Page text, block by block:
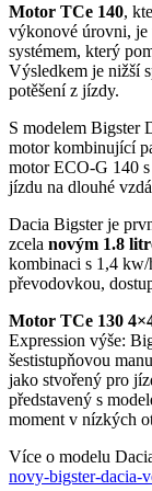
Motor TCe 140,
výkonové úrovni,
systémem, který
Výsledkem je nižší
potěšení z jízdy.
S modelem Bigster
motor kombinující
motor ECO-G 140
jízdu na dlouhé
Dacia Bigster je
zcela novým 1.8
kombinaci s 1,4
převodovkou,
Motor TCe 130
Expression výše:
šestistupňovou
jako stvořený pro
představený s
moment v nízkých
Více o modelu
novy-bigster-dacia-